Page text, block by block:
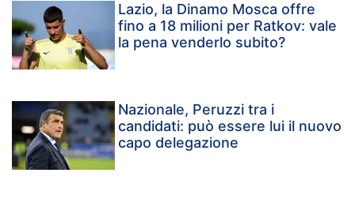
Lazio, la Dinamo Mosca offre
fino a 18 milioni per Ratkov: vale
la pena venderlo subito?
Nazionale, Peruzzi tra i
candidati: può essere lui il nuovo
capo delegazione